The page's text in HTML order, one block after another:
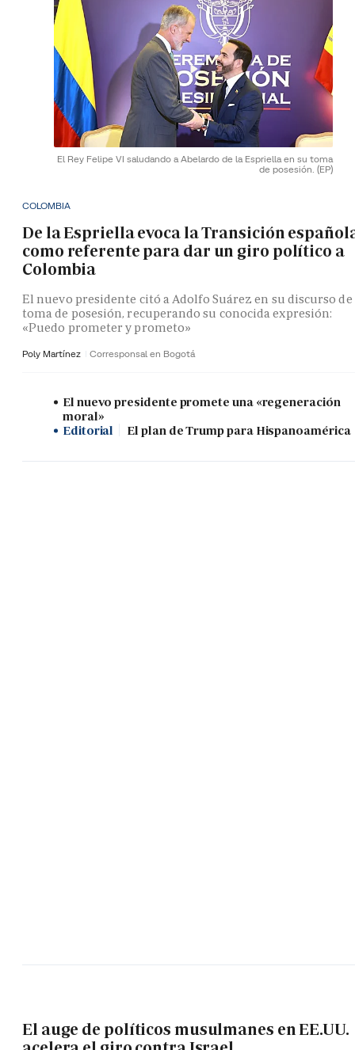
El Rey Felipe VI saludando a Abelardo de la Espriella en su toma
de posesión. (EP)
COLOMBIA
De la Espriella evoca la Transición
como referente para dar un giro político a
Colombia
El nuevo presidente citó a Adolfo Suárez en su discurso de
toma de posesión, recuperando su conocida expresión:
«Puedo prometer y prometo»
Poly Martínez Corresponsal en Bogotá
El nuevo presidente promete una «regeneración
moral»
Editorial
El plan de Trump para Hispanoamérica
El auge de políticos musulmanes en EE.UU.